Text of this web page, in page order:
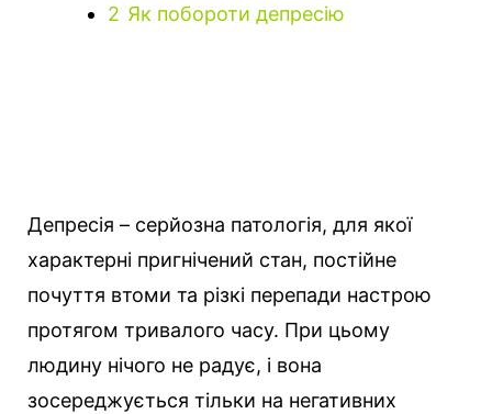
2 Як побороти депресію
Депресія – серйозна патологія, для якої
характерні пригнічений стан, постійне
почуття втоми та різкі перепади настрою
протягом тривалого часу. При цьому
людину нічого не радує, і вона
зосереджується тільки на негативних